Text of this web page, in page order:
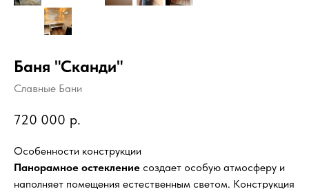
Баня "Сканди"
Славные Бани
720 000 р.
Особенности конструкции
Панорамное остекление создает особую атмосферу и
наполняет помещения естественным светом. Конструкция